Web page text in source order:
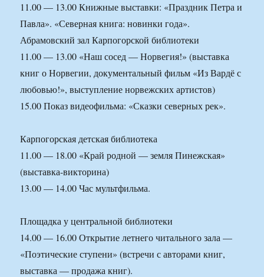
11.00 — 13.00 Книжные выставки: «Праздник Петра и
Павла». «Северная книга: новинки года».
Абрамовский зал Карпогорской библиотеки
11.00 — 13.00 «Наш сосед — Норвегия!» (выставка
книг о Норвегии, документальный фильм «Из Вардё с
любовью!», выступление норвежских артистов)
15.00 Показ видеофильма: «Сказки северных рек».
Карпогорская детская библиотека
11.00 — 18.00 «Край родной — земля Пинежская»
(выставка-викторина)
13.00 — 14.00 Час мультфильма.
Площадка у центральной библиотеки
14.00 — 16.00 Открытие летнего читального зала —
«Поэтические ступени» (встречи с авторами книг,
выставка — продажа книг).